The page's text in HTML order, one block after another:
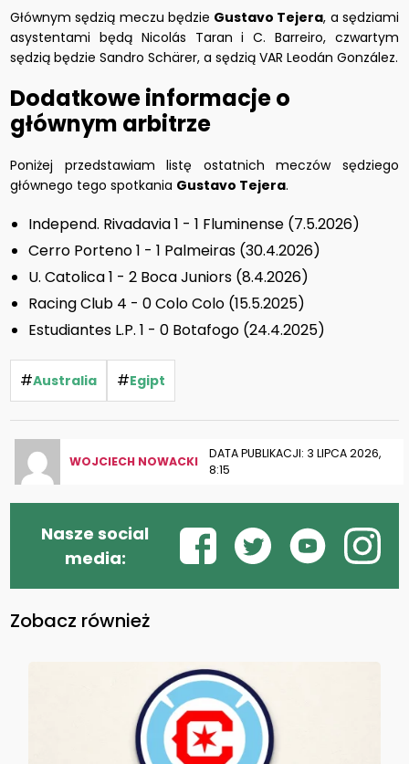
Głównym sędzią meczu będzie Gustavo Tejera, a sędziami
asystentami będą Nicolás Taran i C. Barreiro, czwartym
sędzią będzie Sandro Schärer, a sędzią VAR Leodán González.
Dodatkowe informacje o
głównym arbitrze
Poniżej przedstawiam listę ostatnich meczów sędziego
głównego tego spotkania Gustavo Tejera.
Independ. Rivadavia 1 - 1 Fluminense (7.5.2026)
Cerro Porteno 1 - 1 Palmeiras (30.4.2026)
U. Catolica 1 - 2 Boca Juniors (8.4.2026)
Racing Club 4 - 0 Colo Colo (15.5.2025)
Estudiantes L.P. 1 - 0 Botafogo (24.4.2025)
#Australia #Egipt
WOJCIECH NOWACKI
DATA PUBLIKACJI: 3 LIPCA 2026,
8:15
Nasze social
media:
Zobacz również